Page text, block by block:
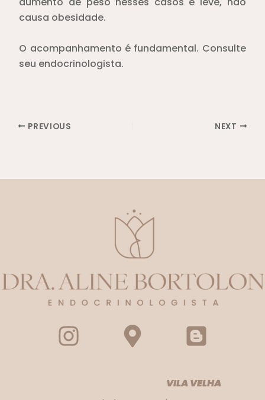
causa obesidade.
O acompanhamento é fundamental. Consulte
seu endocrinologista.
PREVIOUS NEXT
VILA VELHA